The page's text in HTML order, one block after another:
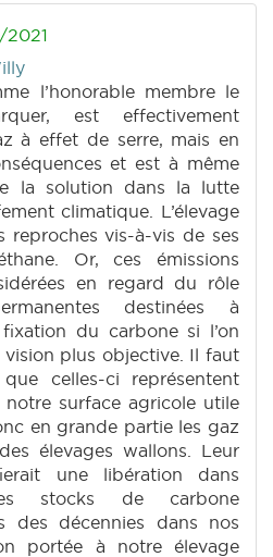
2021
l’honorable membre le
est effectivement
à effet de serre, mais en
et est à même
la solution dans la lutte
climatique. L’élevage
reproches vis-à-vis de ses
Or, ces émissions
en regard du rôle
destinées à
fixation du carbone si l’on
plus objective. Il faut
celles-ci représentent
surface agricole utile
en grande partie les gaz
élevages wallons. Leur
une libération dans
stocks de carbone
des décennies dans nos
portée à notre élevage